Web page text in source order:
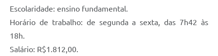
Escolaridade: ensino fundamental.
Horário de trabalho: de segunda a sexta, das 7h42 às
18h.
Salário: R$1.812,00.